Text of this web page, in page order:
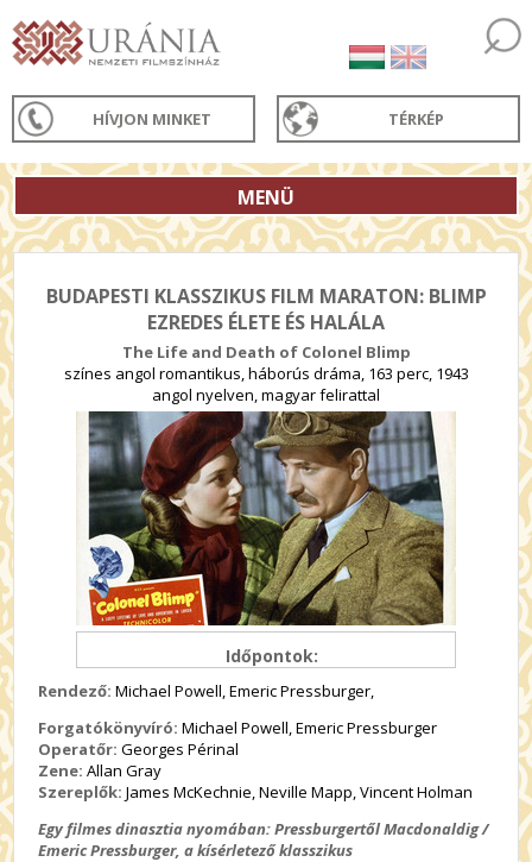
HÍVJON MINKET TÉRKÉP
MENÜ
BUDAPESTI KLASSZIKUS FILM MARATON: BLIMP
EZREDES ÉLETE ÉS HALÁLA
The Life and Death of Colonel Blimp
színes angol romantikus, háborús dráma, 163 perc, 1943
angol nyelven, magyar felirattal
Időpontok:
Rendező: Michael Powell, Emeric Pressburger,
Forgatókönyvíró: Michael Powell, Emeric Pressburger
Operatőr: Georges Périnal
Zene: Allan Gray
Szereplők: James McKechnie, Neville Mapp, Vincent Holman
Egy filmes dinasztia nyomában: Pressburgertől Macdonaldig /
Emeric Pressburger, a kísérletező klasszikus